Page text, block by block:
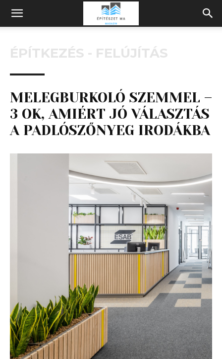
Építeszeti
Magazin
ÉPÍTKEZÉS - FELÚJÍTÁS
MELEGBURKOLÓ SZEMMEL –
3 OK, AMIÉRT JÓ VÁLASZTÁS
A PADLÓSZŐNYEG IRODÁKBA